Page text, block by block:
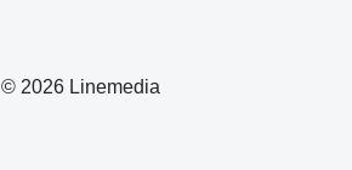
© 2026 Linemedia